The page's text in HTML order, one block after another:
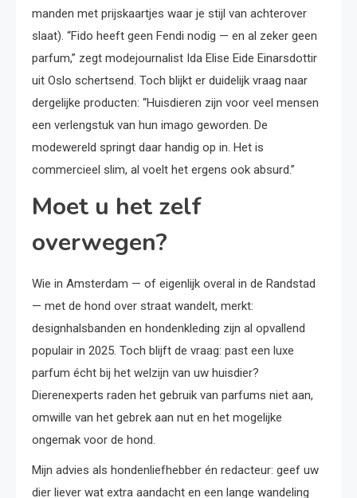
manden met prijskaartjes waar je stijl van achterover
slaat). “Fido heeft geen Fendi nodig — en al zeker geen
parfum,” zegt modejournalist Ida Elise Eide Einarsdottir
uit Oslo schertsend. Toch blijkt er duidelijk vraag naar
dergelijke producten: “Huisdieren zijn voor veel mensen
een verlengstuk van hun imago geworden. De
modewereld springt daar handig op in. Het is
commercieel slim, al voelt het ergens ook absurd.”
Moet u het zelf
overwegen?
Wie in Amsterdam — of eigenlijk overal in de Randstad
— met de hond over straat wandelt, merkt:
designhalsbanden en hondenkleding zijn al opvallend
populair in 2025. Toch blijft de vraag: past een luxe
parfum écht bij het welzijn van uw huisdier?
Dierenexperts raden het gebruik van parfums niet aan,
omwille van het gebrek aan nut en het mogelijke
ongemak voor de hond.
Mijn advies als hondenliefhebber én redacteur: geef uw
dier liever wat extra aandacht en een lange wandeling